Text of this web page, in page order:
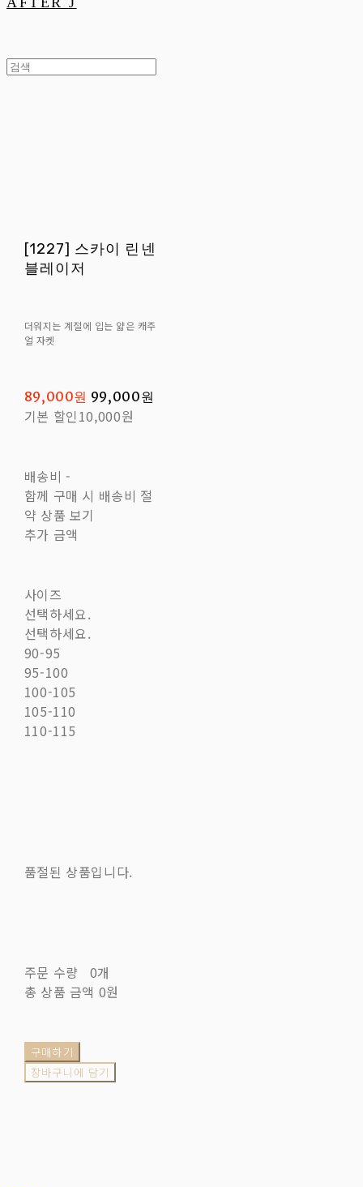
[1227] 스카이 린넨
블레이저
더워지는 계절에 입는 얇은 캐주
얼 자켓
89,000원 99,000원
기본 할인 10,000원
배송비 -
함께 구매 시 배송비 절
약 상품 보기
추가 금액
사이즈
선택하세요.
선택하세요.
90-95
95-100
100-105
105-110
110-115
품절된 상품입니다.
주문 수량
0개
총 상품 금액 0원
구매하기
장바구니에 담기